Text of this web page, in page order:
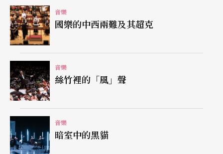
劇的風韻；〈我喜歡親吻女人〉一曲中的提琴家帕
格尼尼的玩世不恭，取自《風流寡婦》中的〈美心
之歌〉Dann Geh' ichzw Mexim一曲中州尼羅公爵
的優雅閒情，《微笑之國》一劇裡中國王子高歌
〈我全心屬於你〉時的熱情，在樂句處理，語音運
用和肢體語言上的表現得恰到好處，韻味十足。
當晚的伴奏白右隆生是一位活躍在歐洲的日裔鋼琴
家，含蓄而稱職，欠缺個人色彩，音量有時也稍顯
音樂
國樂的中西兩難及其超克
音樂
絲竹裡的「風」聲
音樂
暗室中的黑貓